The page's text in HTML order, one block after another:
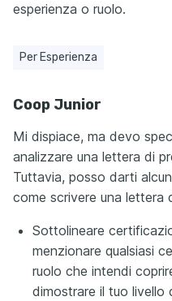
esperienza o ruolo.
Per Esperienza
Coop Junior
Mi dispiace, ma devo
analizzare una lettera di
Tuttavia, posso darti
come scrivere una lettera
Sottolineare
menzionare qualsiasi
ruolo che intendi
dimostrare il tuo livello